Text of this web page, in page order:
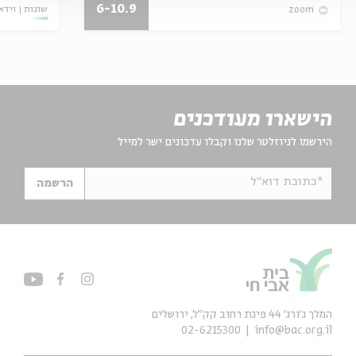
zoom
6-10.9 שונות
הישארו מעודכנים
הירשמו לניוזלטר שלנו וקבלו עדכונים ישר למייל
*כתובת דוא"ל הרשמה
המלך ג'ורג' 44 פינת רחוב קק״ל, ירושלים
info@bac.org.il
02-6215300